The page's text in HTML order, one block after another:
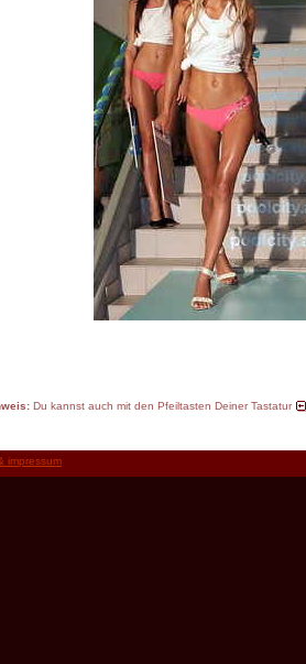
Du kannst auch mit den Pfeiltasten Deiner Tastatur
impressum